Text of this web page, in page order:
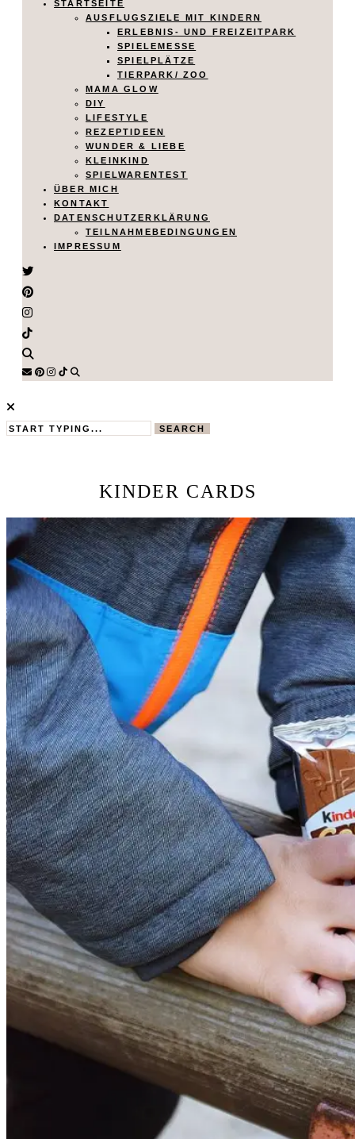
STARTSEITE
AUSFLUGSZIELE MIT KINDERN
ERLEBNIS- UND FREIZEITPARK
SPIELEMESSE
SPIELPLÄTZE
TIERPARK/ ZOO
MAMA GLOW
DIY
LIFESTYLE
REZEPTIDEEN
WUNDER & LIEBE
KLEINKIND
SPIELWARENTEST
ÜBER MICH
KONTAKT
DATENSCHUTZERKLÄRUNG
TEILNAHMEBEDINGUNGEN
IMPRESSUM
SEARCH
KINDER CARDS